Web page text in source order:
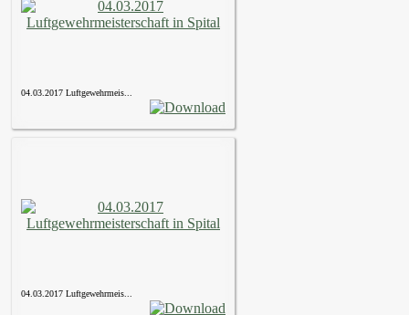
04.03.2017 Luftgewehrmeis...
04.03.2017 Luftgewehrmeis...